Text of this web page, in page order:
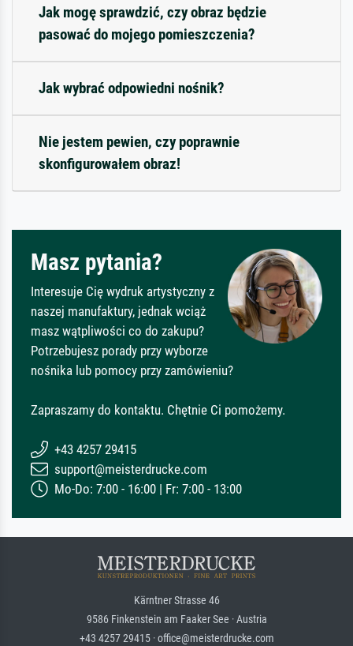
Jak mogę sprawdzić, czy obraz będzie
pasować do mojego pomieszczenia?
Jak wybrać odpowiedni nośnik?
Nie jestem pewien, czy poprawnie
skonfigurowałem obraz!
Masz pytania?
Interesuje Cię wydruk artystyczny z
naszej manufaktury, jednak wciąż
masz wątpliwości co do zakupu?
Potrzebujesz porady przy wyborze
nośnika lub pomocy przy zamówieniu?
Zapraszamy do kontaktu. Chętnie Ci pomożemy.
+43 4257 29415
support@meisterdrucke.com
Mo-Do: 7:00 - 16:00 | Fr: 7:00 - 13:00
Kärntner Strasse 46
9586 Finkenstein am Faaker See · Austria
+43 4257 29415 · office@meisterdrucke.com